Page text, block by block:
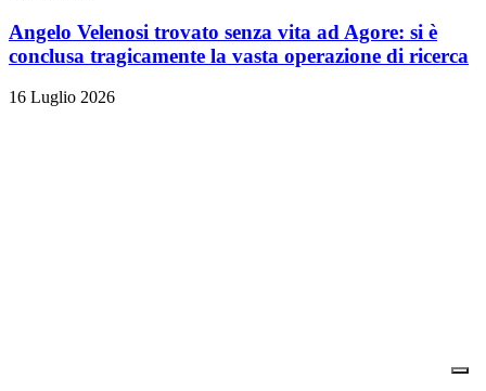
Angelo Velenosi trovato senza vita ad Agore: si è
conclusa tragicamente la vasta operazione di ricerca
16 Luglio 2026